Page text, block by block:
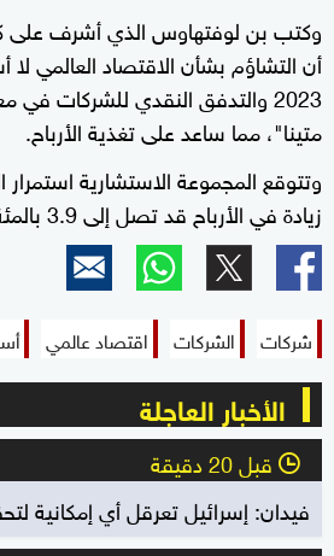
وكتب بن لوفتهاوس الذي أشرف على
أن التشاؤم بشأن الاقتصاد العالمي
2023 والتدفق النقدي للشركات
متينا"، مما ساعد على تغذية الأرباح.
زيادة في الأرباح قد تصل إلى 3.9 بالمئة.
شركات الشركات اقتصاد عالمي
الأخبار العاجلة
l قبل 20 دقيقة
فيدان: إسرائيل تعرقل أي إمكانية